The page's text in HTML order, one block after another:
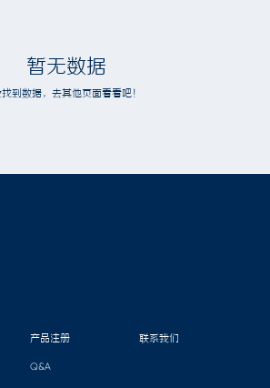
暂无数据
找到数据，去其他页面看看吧！
产品注册
Q&A
联系我们